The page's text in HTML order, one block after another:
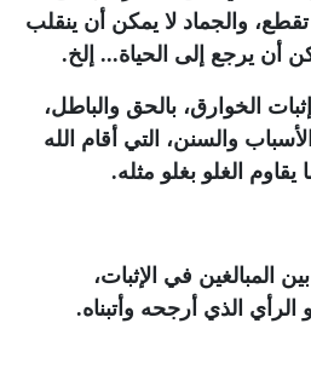
والجماد لا يمكن أن ينقلب
أن يرجع إلى الحياة... إلخ.
الخوارق، بالحق والباطل،
والسنن، التي أقام الله
يقاوم الغلو بغلو مثله.
المبالغين في الإثبات،
الرأي الذي أرجحه وأتبناه.